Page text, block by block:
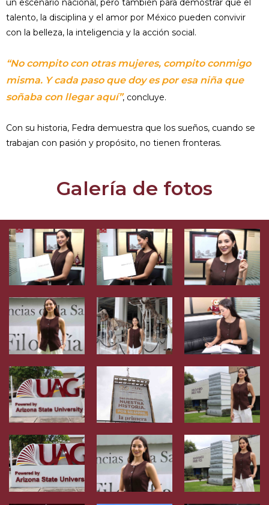
un escenario nacional, pero también para demostrar que el
talento, la disciplina y el amor por México pueden convivir
con la belleza, la inteligencia y la acción social.
“No compito con otras mujeres, compito conmigo
misma. Y cada paso que doy es por esa niña que
soñaba con llegar aquí”, concluye.
Con su historia, Fedra demuestra que los sueños, cuando se
trabajan con pasión y propósito, no tienen fronteras.
Galería de fotos